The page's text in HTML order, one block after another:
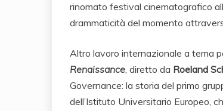
rinomato festival cinematografico
drammaticità del momento
Altro lavoro internazionale a tema
Renaissance, diretto da Roeland
Governance: la storia del primo
dell’Istituto Universitario Europeo,